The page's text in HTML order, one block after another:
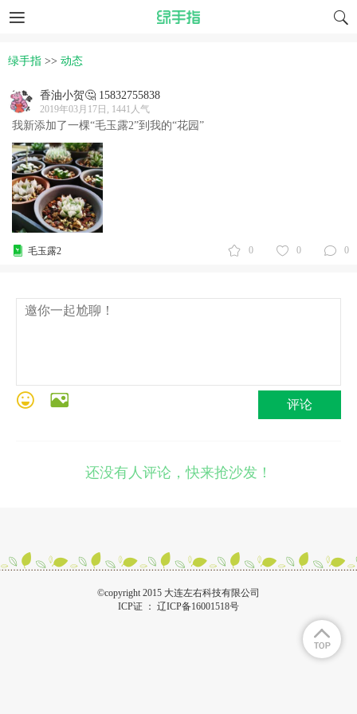
绿手指 >> 动态
香油小贺🤔 15832755838
2019年03月17日, 1441人气
我新添加了一棵“毛玉露2”到我的“花园”
0 0 0
毛玉露2
评论
还没有人评论，快来抢沙发！
©copyright 2015 大连左右科技有限公司
ICP证 ： 辽ICP备16001518号